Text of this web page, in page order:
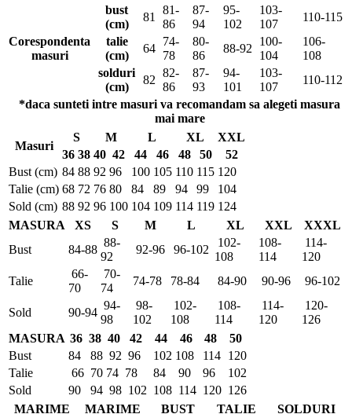
Corespondenta
masuri
bust
(cm)
81
81-
86
87-
94
95-
102
103-
107
110-115
talie
(cm)
64
74-
78
80-
86
88-92
100-
104
106-
108
solduri
(cm)
82
82-
86
87-
93
94-
101
103-
107
110-112
*daca sunteti intre masuri va recomandam sa alegeti masura
mai mare
Masuri
S M L XL
XXL
36 38 40 42 44 46 48 50
52
Bust (cm) 84 88 92 96 100 105 110 115 120
Talie (cm) 68 72 76 80 84 89 94 99
104
Sold (cm) 88 92 96 100 104 109 114 119 124
MASURA
XS S M L XL XXL
XXXL
Bust
84-88
88-
92
92-96 96-102
102-
108
108-
114
114-
120
Talie
66-
70
70-
74
74-78 78-84 84-90 90-96 96-102
Sold 90-94
94-
98
98-
102
102-
108
108-
114
114-
120
120-
126
MASURA 36 38 40 42 44 46 48
50
Bust
84 88 92 96 102 108 114 120
Talie
66 70 74 78 84 90 96
102
Sold
90 94 98 102 108 114 120 126
MARIME
MARIME BUST TALIE SOLDURI